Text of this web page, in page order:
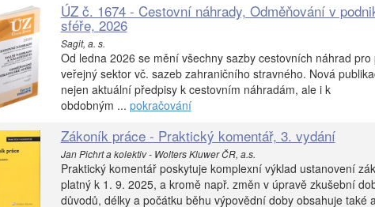
ÚZ č. 1674 - Cestovní náhrady, Odměňování v
sféře, 2026
Sagit, a. s.
Od ledna 2026 se mění všechny sazby cestovních náhrad pro
veřejný sektor vč. sazeb zahraničního stravného. Nová
nejen aktuální předpisy k cestovním náhradám, ale i k
obdobným ... pokračování
Zákoník práce - Praktický komentář, 3. vydání
Jan Pichrt a kolektiv - Wolters Kluwer ČR, a.s.
Praktický komentář poskytuje komplexní výklad ustanovení
platný k 1. 9. 2025, a kromě např. změn v úpravě zkušební
důvodů, délky a počátku běhu výpovědní doby obsahuje také